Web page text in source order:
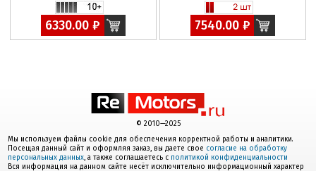
6330.00 ₽ 7540.00 ₽
© 2010—2025
Мы используем файлы cookie для обеспечения корректной работы и аналитики.
Посещая данный сайт и оформляя заказ, вы даете свое согласие на обработку
персональных данных, а также соглашаетесь с политикой конфиденциальности
Вся информация на данном сайте несёт исключительно информационный характер